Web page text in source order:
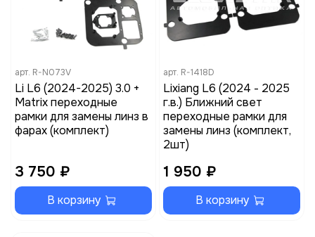
арт. R-N073V
Li L6 (2024-2025) 3.0 +
Matrix переходные
рамки для замены линз в
фарах (комплект)
3 750 ₽
В корзину
арт. R-1418D
Lixiang L6 (2024 - 2025
г.в.) Ближний свет
переходные рамки для
замены линз (комплект,
2шт)
1 950 ₽
В корзину